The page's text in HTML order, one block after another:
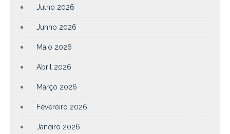
Julho 2026
Junho 2026
Maio 2026
Abril 2026
Março 2026
Fevereiro 2026
Janeiro 2026